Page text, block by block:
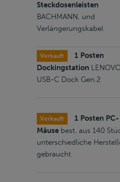
Steckdosenleisten
BACHMANN, und
Verlängerungskabel
Verkauft
1 Posten
Dockingstation
USB-C Dock Gen.2
Verkauft
1 Posten PC-
Mäuse best. aus 140
unterschiedliche
gebraucht